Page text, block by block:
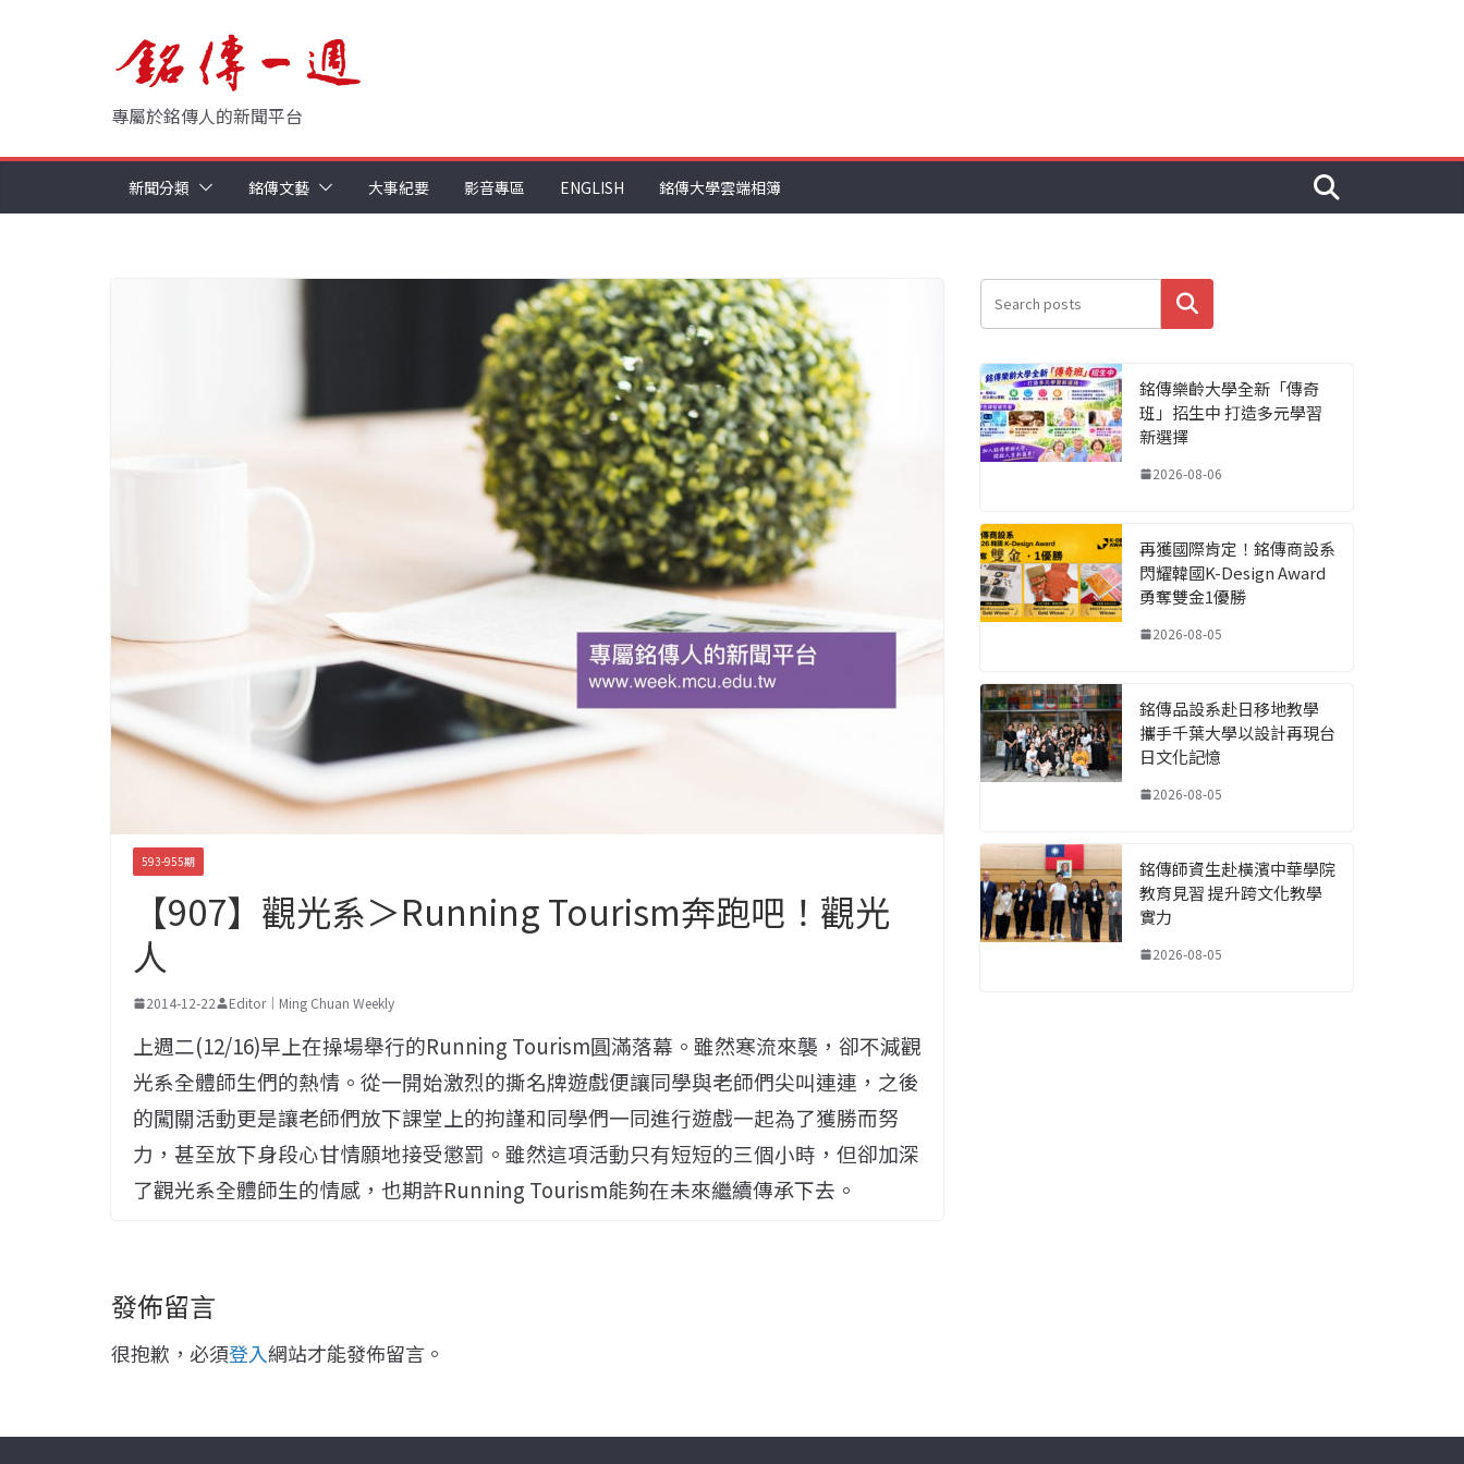
專屬於銘傳人的新聞平台
新聞分類 銘傳文藝 大事紀要 影音專區 ENGLISH 銘傳大學雲端相簿
593-955期
【907】觀光系＞Running Tourism奔跑吧！觀光
人
2014-12-22 Editor｜Ming Chuan Weekly
上週二(12/16)早上在操場舉行的Running Tourism圓滿落幕。雖然寒流來襲，卻不減觀
光系全體師生們的熱情。從一開始激烈的撕名牌遊戲便讓同學與老師們尖叫連連，之後
的闖關活動更是讓老師們放下課堂上的拘謹和同學們一同進行遊戲一起為了獲勝而努
力，甚至放下身段心甘情願地接受懲罰。雖然這項活動只有短短的三個小時，但卻加深
了觀光系全體師生的情感，也期許Running Tourism能夠在未來繼續傳承下去。
發佈留言
很抱歉，必須登入網站才能發佈留言。
搜尋
銘傳樂齡大學全新「傳奇
班」招生中 打造多元學習
新選擇
2026-08-06
再獲國際肯定！銘傳商設系
閃耀韓國K-Design Award
勇奪雙金1優勝
2026-08-05
銘傳品設系赴日移地教學
攜手千葉大學以設計再現台
日文化記憶
2026-08-05
銘傳師資生赴橫濱中華學院
教育見習 提升跨文化教學
實力
2026-08-05